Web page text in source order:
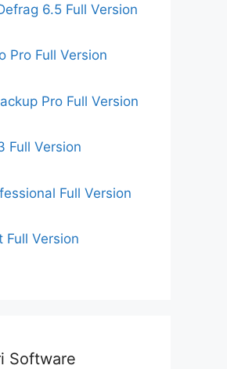
6.5 Full Version
Pro Full Version
Pro Full Version
Full Version
Full Version
Full Version
Software